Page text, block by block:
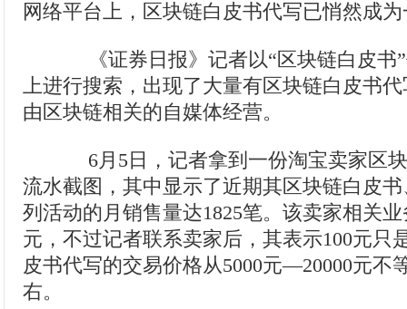
网络平台上，区块链白皮书代写已悄然成
《证券日报》记者以“区块链白皮书”
上进行搜索，出现了大量有区块链白皮书
由区块链相关的自媒体经营。
6月5日，记者拿到一份淘宝卖家区块
流水截图，其中显示了近期其区块链白皮
列活动的月销售量达1825笔。该卖家相关
元，不过记者联系卖家后，其表示100元只
皮书代写的交易价格从5000元—20000元不
右。